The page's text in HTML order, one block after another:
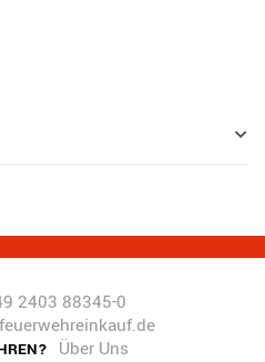
2403 88345-0
Über Uns